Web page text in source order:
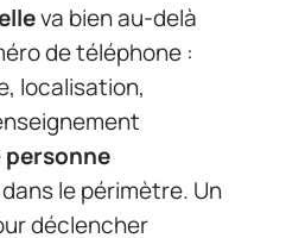
va bien au-delà
de téléphone :
localisation,
personne
le périmètre. Un
déclencher